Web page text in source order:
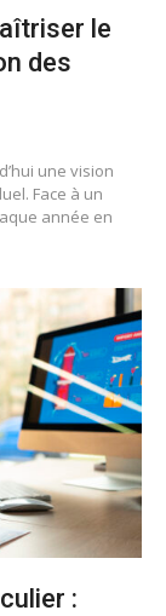
le
des
une vision
Face à un
année en
: